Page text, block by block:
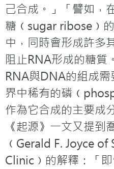
己合成。」「譬如，
糖﹙sugar ribose﹚
中，同時會形成許多
阻止RNA形成的糖質
RNA與DNA的組成需
界中稀有的磷
作為它合成的主要成
《起源》一文又提到
﹙Gerald F. Joyce of
Clinic﹚的解釋：「